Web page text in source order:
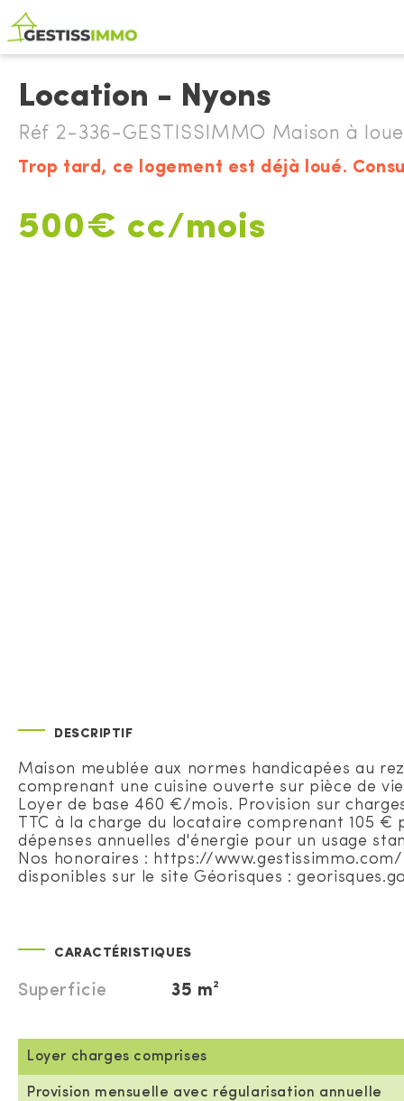
Location - Nyons
Réf 2-336-GESTISSIMMO Maison à
Trop tard, ce logement est déjà loué.
500€ cc/mois
DESCRIPTIF
Maison meublée aux normes handicapées au
comprenant une cuisine ouverte sur pièce de
Loyer de base 460 €/mois. Provision sur
TTC à la charge du locataire comprenant 105
dépenses annuelles d'énergie pour un usage
Nos honoraires : https://
disponibles sur le site Géorisques :
CARACTÉRISTIQUES
Superficie 35 m²
Loyer charges comprises
Provision mensuelle avec régularisation annuelle